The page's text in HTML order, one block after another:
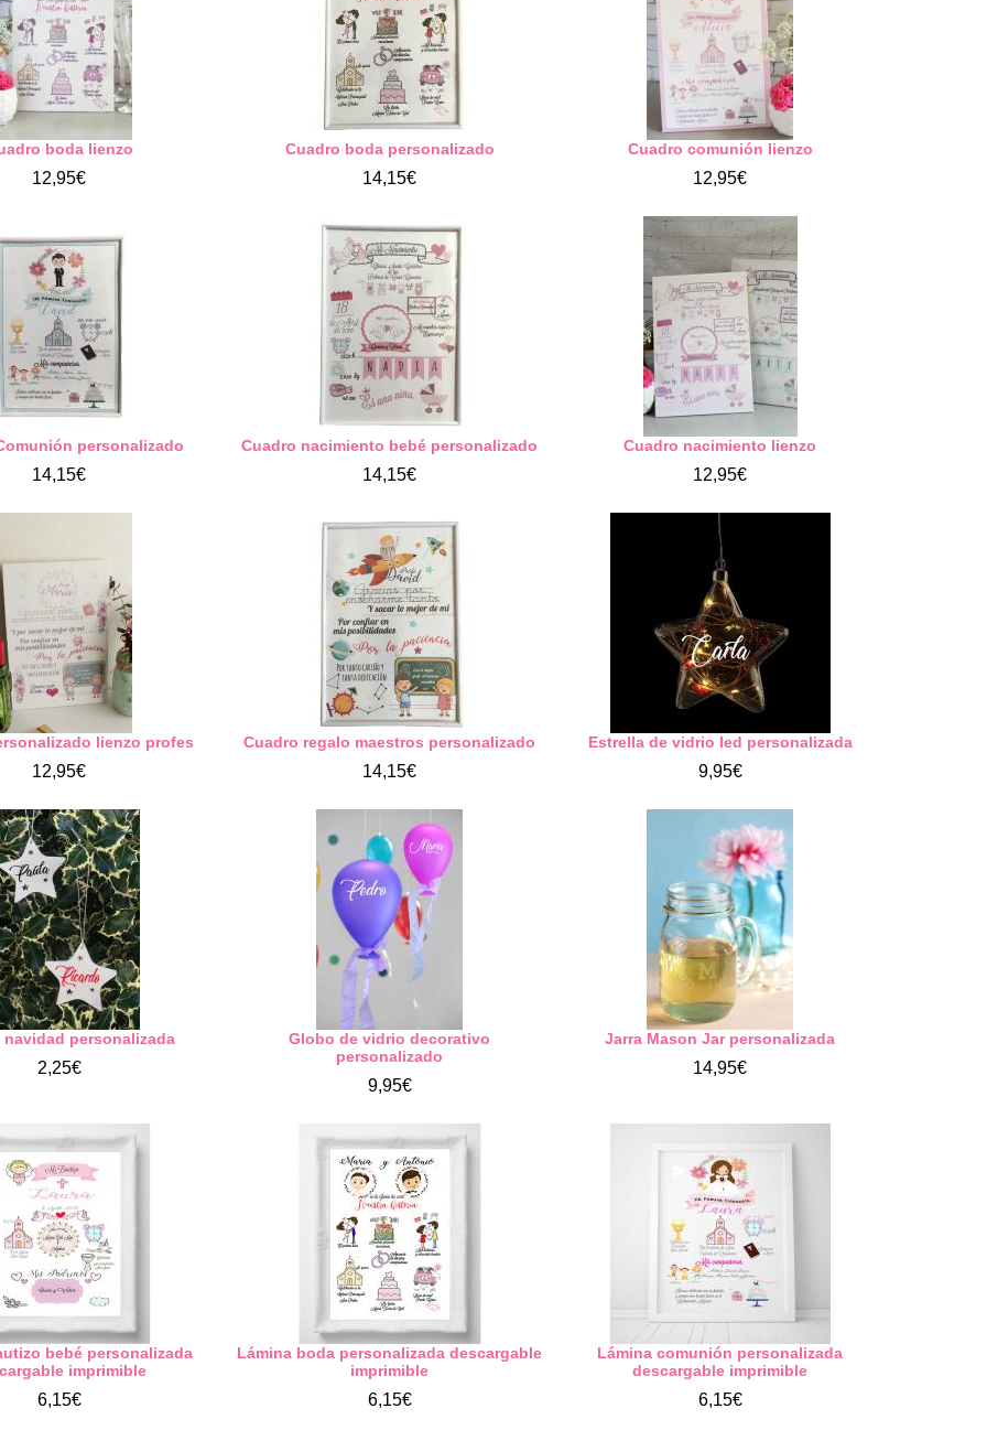
boda lienzo
12,95€
Cuadro boda personalizado
14,15€
Cuadro comunión lienzo
12,95€
personalizado
14,15€
Cuadro nacimiento bebé personalizado
14,15€
Cuadro nacimiento lienzo
12,95€
lienzo profes
12,95€
Cuadro regalo maestros personalizado
14,15€
Estrella de vidrio led personalizada
9,95€
navidad personalizada
2,25€
Globo de vidrio decorativo
personalizado
9,95€
Jarra Mason Jar personalizada
14,95€
bebé personalizada
imprimible
6,15€
Lámina boda personalizada descargable
imprimible
6,15€
Lámina comunión personalizada
descargable imprimible
6,15€